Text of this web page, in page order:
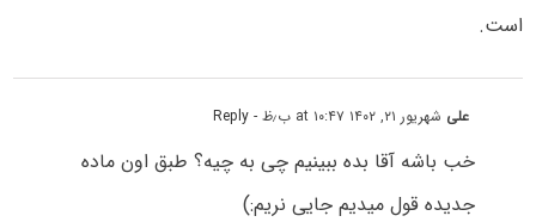
است.
علی شهریور ۲۱, ۱۴۰۲ at ۱۰:۴۷ ب٫ظ - Reply
خب باشه آقا بده ببینیم چی به چیه؟ طبق اون ماده
جدیده قول میدیم جایی نریم:)